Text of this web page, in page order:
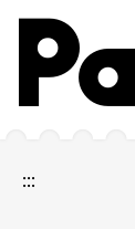
跳到主要內容區
網站導覽
:::